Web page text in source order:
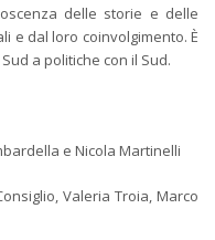
delle storie e delle
e dal loro coinvolgimento. È
a politiche con il Sud.
e Nicola Martinelli
Valeria Troia, Marco